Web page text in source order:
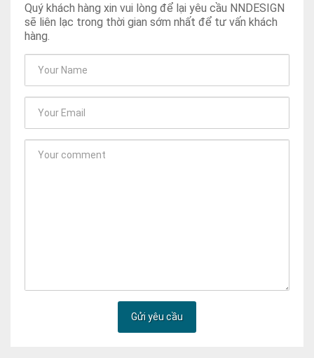
Quý khách hàng xin vui lòng để lại yêu cầu NNDESIGN
sẽ liên lạc trong thời gian sớm nhất để tư vấn khách
hàng.